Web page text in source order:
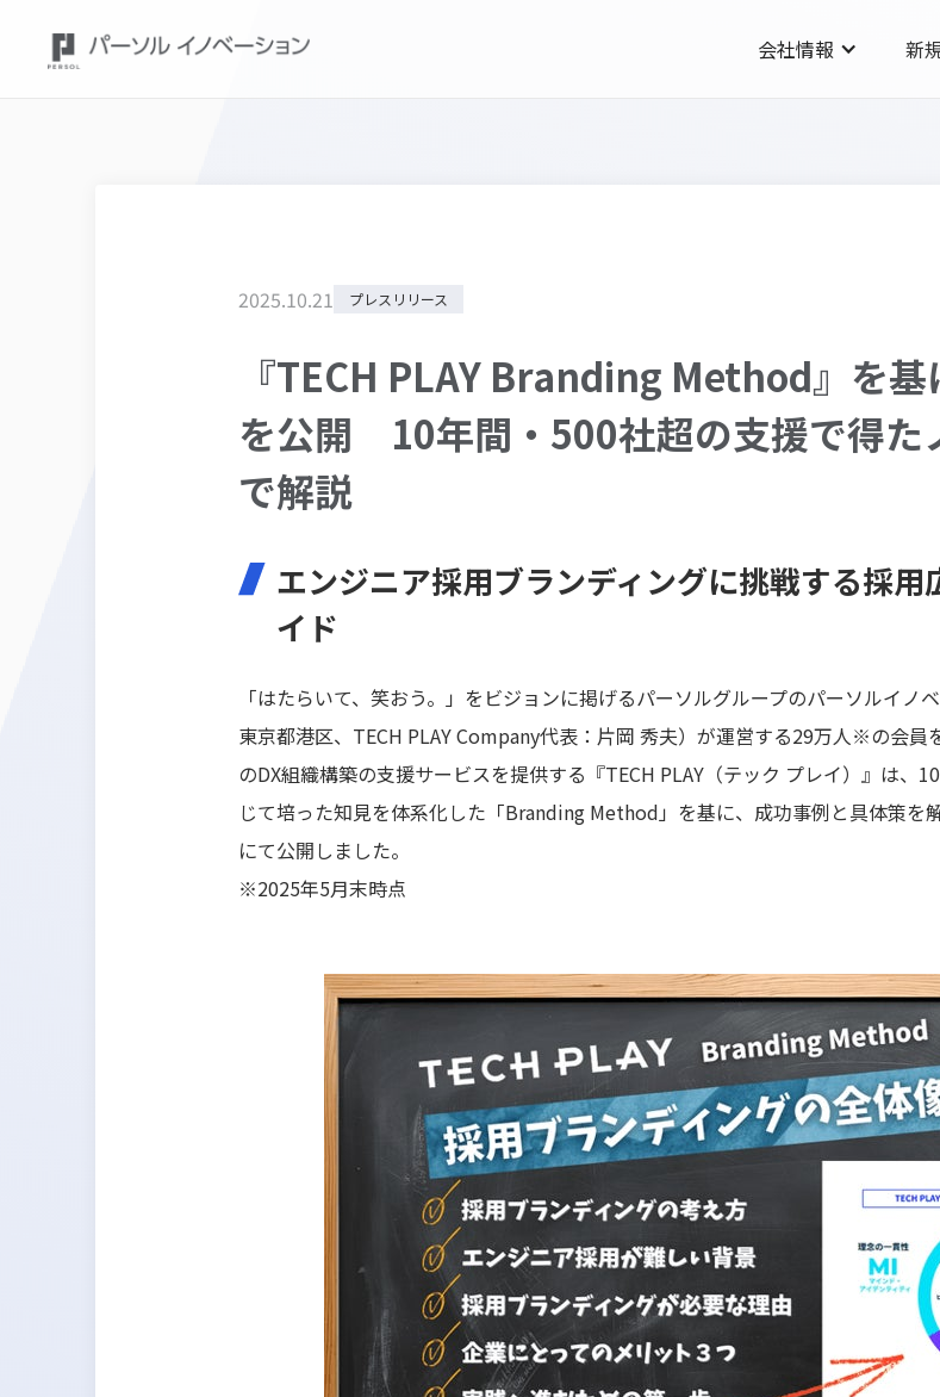
会社情報 新
2025.10.21 プレスリリース
『TECH PLAY Branding Method』を
を公開 10年間・500社超の支援で得た
で解説
エンジニア採用ブランディングに挑戦する採
イド
「はたらいて、笑おう。」をビジョンに掲げるパーソルグループのパーソルイノ
東京都港区、TECH PLAY Company代表：片岡 秀夫）が運営する29万人※の会
のDX組織構築の支援サービスを提供する『TECH PLAY（テック プレイ）』は、
じて培った知見を体系化した「Branding Method」を基に、成功事例と具体策を
にて公開しました。
※2025年5月末時点